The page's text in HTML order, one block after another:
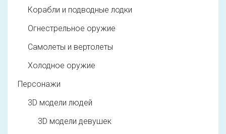
Корабли и подводные лодки
Огнестрельное оружие
Самолеты и вертолеты
Холодное оружие
Персонажи
3D модели людей
3D модели девушек